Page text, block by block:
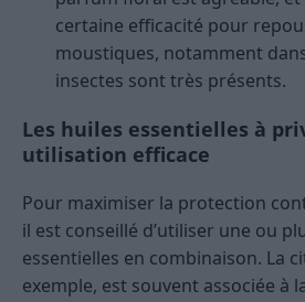
certaine efficacité pour
moustiques, notamment
insectes sont très présents.
Les huiles essentielles à
utilisation efficace
Pour maximiser la protection
il est conseillé d’utiliser une ou
essentielles en combinaison. La
exemple, est souvent associée à